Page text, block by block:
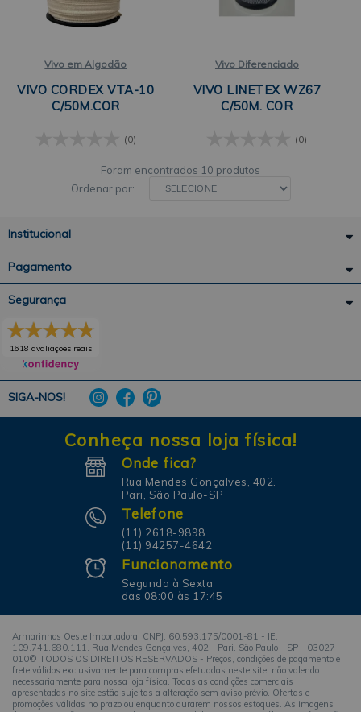
Vivo em Algodão
VIVO CORDEX VTA-10
C/50M.COR
(0)
Vivo Diferenciado
VIVO LINETEX WZ67
C/50M. COR
(0)
10 produtos
Ordenar por:
Institucional
Pagamento
SIGA-NOS!
Segurança
1618 avaliações reais
Conheça nossa loja física!
Onde fica?
Rua Mendes Gonçalves, 402.
Pari, São Paulo-SP
Telefone
(11) 2618-9898
(11) 94257-4642
Funcionamento
Segunda à Sexta
das 08:00 às 17:45
Armarinhos Oeste Importadora. CNPJ: 60.593.175/0001-81 - IE:
109.741.680.111. Rua Mendes Gonçalves, 402 - Pari. São Paulo - SP - 03027-
010© TODOS OS DIREITOS RESERVADOS - Preços, condições de pagamento e
frete válidos exclusivamente para compras efetuadas neste site, não valendo
necessariamente para nossa loja física. Todas as condições comerciais
apresentadas no site estão sujeitas a alteração sem aviso prévio. Ofertas e
promoções válidas no prazo ou enquanto durarem nossos estoques. As imagens